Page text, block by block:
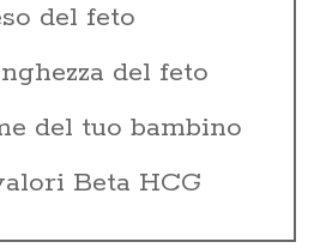
del feto
del feto
del tuo bambino
Beta HCG